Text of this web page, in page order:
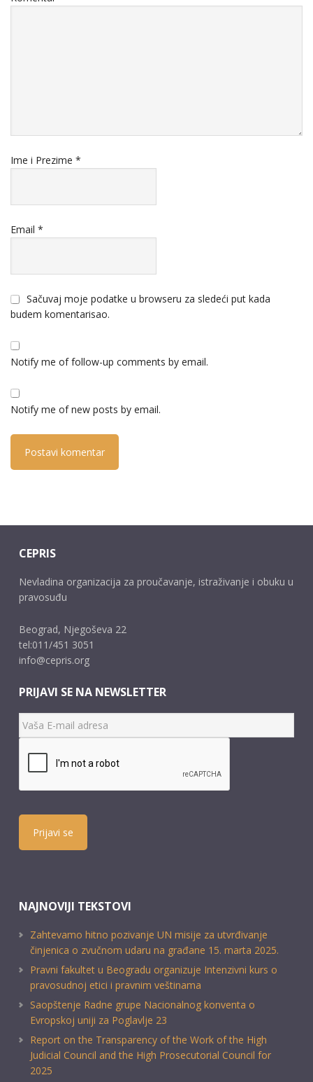
Ime i Prezime *
Email *
Sačuvaj moje podatke u browseru za sledeći put kada
budem komentarisao.
Notify me of follow-up comments by email.
Notify me of new posts by email.
CEPRIS
Nevladina organizacija za proučavanje, istraživanje i obuku u
pravosuđu
Beograd, Njegoševa 22
tel:011/451 3051
info@cepris.org
PRIJAVI SE NA NEWSLETTER
Prijavi se
NAJNOVIJI TEKSTOVI
Zahtevamo hitno pozivanje UN misije za utvrđivanje
činjenica o zvučnom udaru na građane 15. marta 2025.
Pravni fakultet u Beogradu organizuje Intenzivni kurs o
pravosudnoj etici i pravnim veštinama
Saopštenje Radne grupe Nacionalnog konventa o
Evropskoj uniji za Poglavlje 23
Report on the Transparency of the Work of the High
Judicial Council and the High Prosecutorial Council for
2025